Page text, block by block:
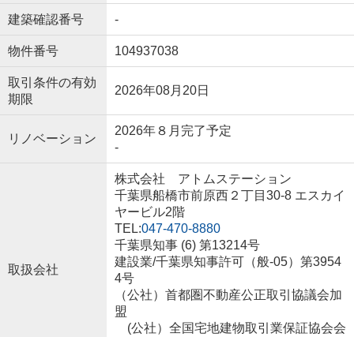
建築確認番号 -
物件番号 104937038
取引条件の有効
期限
2026年08月20日
リノベーション
2026年８月完了予定
-
取扱会社
株式会社 アトムステーション
千葉県船橋市前原西２丁目30-8 エスカイ
ヤービル2階
TEL:047-470-8880
千葉県知事 (6) 第13214号
建設業/千葉県知事許可（般-05）第3954
4号
（公社）首都圏不動産公正取引協議会加
盟
(公社）全国宅地建物取引業保証協会会